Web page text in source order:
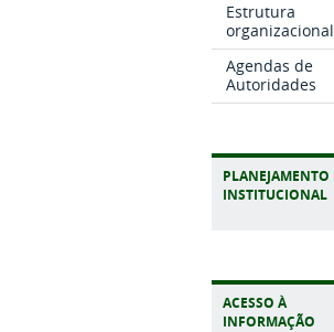
Estrutura
organizacional
Agendas de
Autoridades
PLANEJAMENTO
INSTITUCIONAL
ACESSO À
INFORMAÇÃO